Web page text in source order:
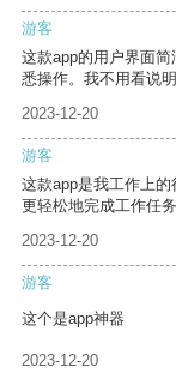
游客
这款app的用户界面
悉操作。我不用看说
2023-12-20
游客
这款app是我工作上
更轻松地完成工作任务
2023-12-20
游客
这个是app神器
2023-12-20